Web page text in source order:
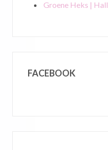
Groene Heks |
FACEBOOK